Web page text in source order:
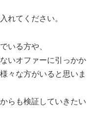
れてください。
いる方や、
いオファーに引っかか
々な方がいると思いま
らも検証していきたい